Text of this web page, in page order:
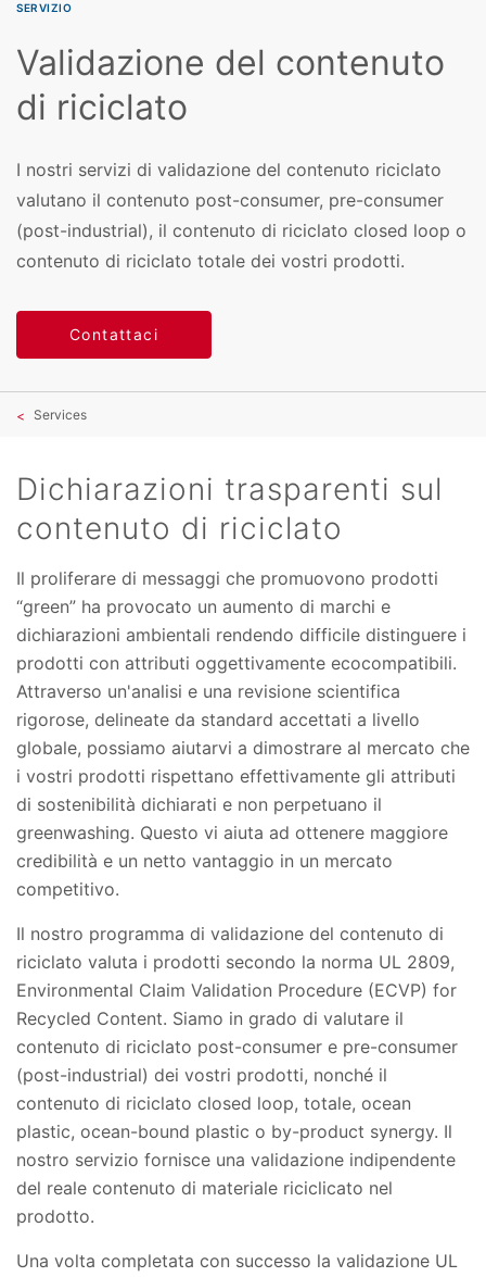
SERVIZIO
Validazione del contenuto
di riciclato
I nostri servizi di validazione del contenuto riciclato
valutano il contenuto post-consumer, pre-consumer
(post-industrial), il contenuto di riciclato closed loop o
contenuto di riciclato totale dei vostri prodotti.
Contattaci
Services
Dichiarazioni trasparenti sul
contenuto di riciclato
Il proliferare di messaggi che promuovono prodotti
“green” ha provocato un aumento di marchi e
dichiarazioni ambientali rendendo difficile distinguere i
prodotti con attributi oggettivamente ecocompatibili.
Attraverso un'analisi e una revisione scientifica
rigorose, delineate da standard accettati a livello
globale, possiamo aiutarvi a dimostrare al mercato che
i vostri prodotti rispettano effettivamente gli attributi
di sostenibilità dichiarati e non perpetuano il
greenwashing. Questo vi aiuta ad ottenere maggiore
credibilità e un netto vantaggio in un mercato
competitivo.
Il nostro programma di validazione del contenuto di
riciclato valuta i prodotti secondo la norma UL 2809,
Environmental Claim Validation Procedure (ECVP) for
Recycled Content. Siamo in grado di valutare il
contenuto di riciclato post-consumer e pre-consumer
(post-industrial) dei vostri prodotti, nonché il
contenuto di riciclato closed loop, totale, ocean
plastic, ocean-bound plastic o by-product synergy. Il
nostro servizio fornisce una validazione indipendente
del reale contenuto di materiale riciclicato nel
prodotto.
Una volta completata con successo la validazione UL